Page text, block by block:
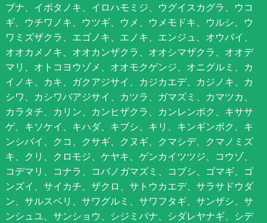
ブナ、イボタノキ、イロハモミジ、ウグイスカグラ、ウコ
ギ、ウチワノキ、ウツギ、ウメ、ウメモドキ、ウルシ、ウ
ワミズザクラ、エゴノキ、エノキ、エンジュ、オウバイ、
オオカメノキ、オオカンザクラ、オオシマザクラ、オオデ
マリ、オトコヨウゾメ、オオモクゲンジ、オニグルミ、カ
イノキ、カキ、ガクアジサイ、カジカエデ、カジノキ、カ
シワ、カシワバアジサイ、カツラ、ガマズミ、カマツカ、
カラタチ、カリン、カンヒザクラ、カンレンボク、キササ
ゲ、キソケイ、キハダ、キブシ、キリ、キンギンボク、キ
ンシバイ、クコ、クサギ、クヌギ、クマシデ、クマノミズ
キ、クリ、クロモジ、ケヤキ、ゲンカイツツジ、コウゾ、
コデマリ、コナラ、コバノガマズミ、コブシ、ゴマギ、ゴ
ンズイ、サイカチ、ザクロ、サトウカエデ、サラサドウダ
ン、サルスベリ、サワグルミ、サワフタギ、サンザシ、サ
ンシュユ、サンショウ、シジミバナ、シダレヤナギ、シデ